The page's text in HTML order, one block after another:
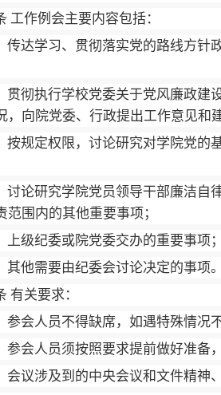
工作例会主要内容包括：
传达学习、贯彻落实党的路线方
贯彻执行学校党委关于党风廉政
，向院党委、行政提出工作意见和
按规定权限，讨论研究对学院党
讨论研究学院党员领导干部廉洁
范围内的其他重要事项；
上级纪委或院党委交办的重要事项；
其他需要由纪委会讨论决定的事项。
有关要求：
参会人员不得缺席，如遇特殊情况
参会人员须按照要求提前做好准备
会议涉及到的中央会议和文件精